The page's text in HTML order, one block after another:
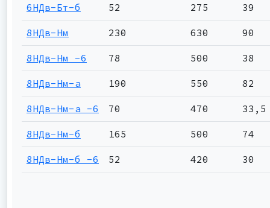
6НДв-Бт-б 52 275 39
8НДв-Нм 230 630 90
8НДв-Нм -6 78 500 38
8НДв-Нм-а 190 550 82
8НДв-Нм-а -6 70 470 33,5
8НДв-Нм-б 165 500 74
8НДв-Нм-б -6 52 420 30